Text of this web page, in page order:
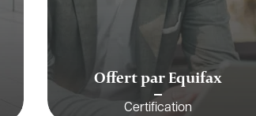
Offert par Equifax
Certification